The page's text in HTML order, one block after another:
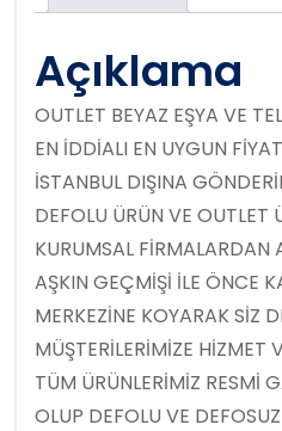
Açıklama
OUTLET BEYAZ EŞYA VE
EN İDDİALI EN UYGUN
İSTANBUL DIŞINA
DEFOLU ÜRÜN VE OUTLET
KURUMSAL FİRMALARDAN
AŞKIN GEÇMİŞİ İLE ÖNCE
MERKEZİNE KOYARAK SİZ
MÜŞTERİLERİMİZE HİZMET
TÜM ÜRÜNLERİMİZ RESMİ
OLUP DEFOLU VE